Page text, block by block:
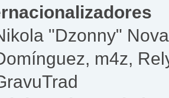
"Dzonny"
m4z,